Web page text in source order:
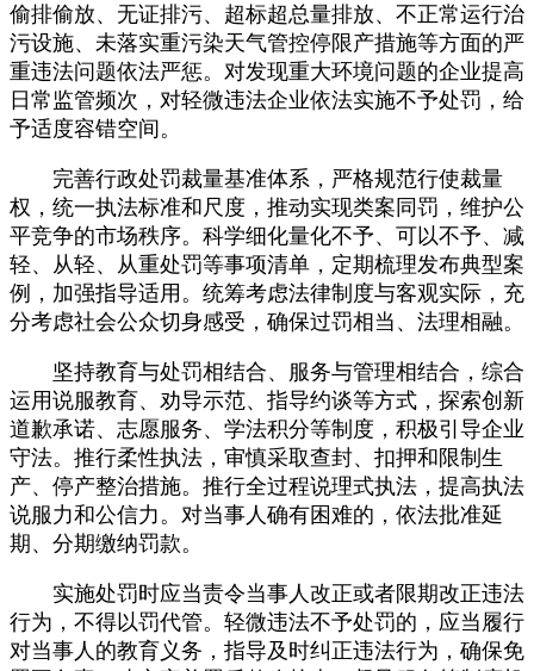
偷排偷放、无证排污、超标超总量排放、不正常运行治
污设施、未落实重污染天气管控停限产措施等方面的严
重违法问题依法严惩。对发现重大环境问题的企业提高
日常监管频次，对轻微违法企业依法实施不予处罚，给
予适度容错空间。
完善行政处罚裁量基准体系，严格规范行使裁量
权，统一执法标准和尺度，推动实现类案同罚，维护公
平竞争的市场秩序。科学细化量化不予、可以不予、减
轻、从轻、从重处罚等事项清单，定期梳理发布典型案
例，加强指导适用。统筹考虑法律制度与客观实际，充
分考虑社会公众切身感受，确保过罚相当、法理相融。
坚持教育与处罚相结合、服务与管理相结合，综合
运用说服教育、劝导示范、指导约谈等方式，探索创新
道歉承诺、志愿服务、学法积分等制度，积极引导企业
守法。推行柔性执法，审慎采取查封、扣押和限制生
产、停产整治措施。推行全过程说理式执法，提高执法
说服力和公信力。对当事人确有困难的，依法批准延
期、分期缴纳罚款。
实施处罚时应当责令当事人改正或者限期改正违法
行为，不得以罚代管。轻微违法不予处罚的，应当履行
对当事人的教育义务，指导及时纠正违法行为，确保免